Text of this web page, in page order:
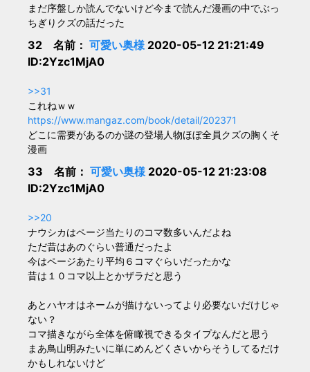
まだ序盤しか読んでないけど今まで読んだ漫画の中でぶっ
ちぎりクズの話だった
32 名前： 可愛い奥様2020-05-12 21:21:49
ID:2Yzc1MjA0
>>31
これねｗｗ
https://www.mangaz.com/book/detail/202371
どこに需要があるのか謎の登場人物ほぼ全員クズの胸くそ
漫画
33 名前： 可愛い奥様2020-05-12 21:23:08
ID:2Yzc1MjA0
>>20
ナウシカはページ当たりのコマ数多いんだよね
ただ昔はあのぐらい普通だったよ
今はページあたり平均６コマぐらいだったかな
昔は１０コマ以上とかザラだと思う
あとハヤオはネームが描けないってより必要ないだけじゃ
ない？
コマ描きながら全体を俯瞰視できるタイプなんだと思う
まあ鳥山明みたいに単にめんどくさいからそうしてるだけ
かもしれないけど